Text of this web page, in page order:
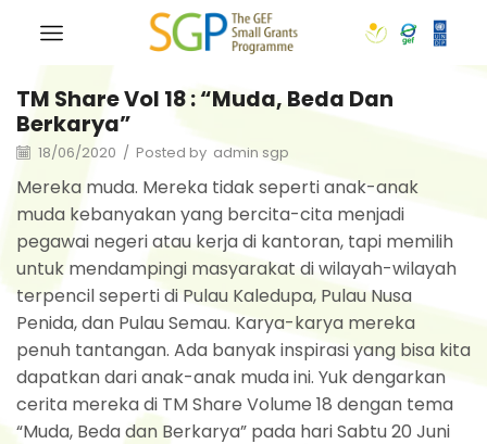
TM Share Vol 18 : “Muda, Beda Dan
Berkarya”
18/06/2020 / Posted by admin sgp
Mereka muda. Mereka tidak seperti anak-anak
muda kebanyakan yang bercita-cita menjadi
pegawai negeri atau kerja di kantoran, tapi memilih
untuk mendampingi masyarakat di wilayah-wilayah
terpencil seperti di Pulau Kaledupa, Pulau Nusa
Penida, dan Pulau Semau. Karya-karya mereka
penuh tantangan. Ada banyak inspirasi yang bisa kita
dapatkan dari anak-anak muda ini. Yuk dengarkan
cerita mereka di TM Share Volume 18 dengan tema
“Muda, Beda dan Berkarya” pada hari Sabtu 20 Juni